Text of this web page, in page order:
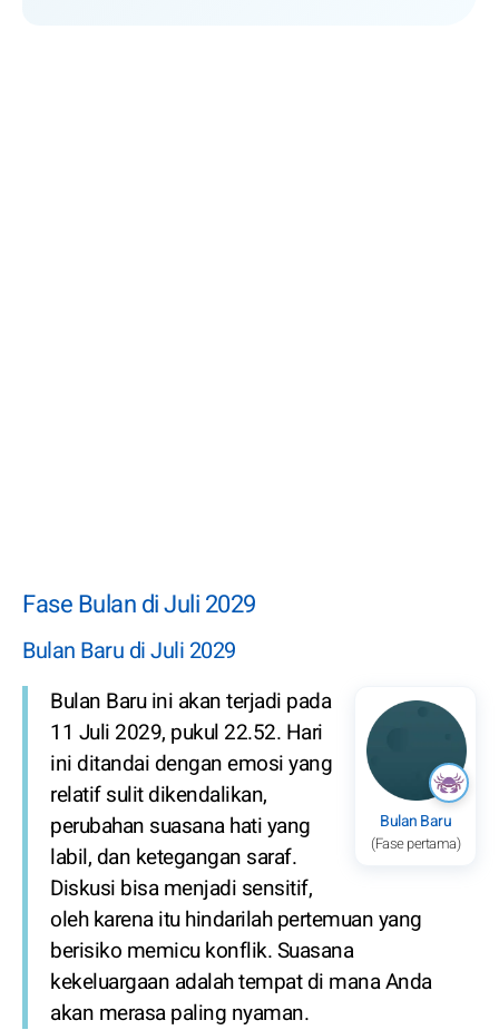
Fase Bulan di Juli 2029
Bulan Baru di Juli 2029
Bulan Baru
(Fase pertama)
Bulan Baru ini akan terjadi pada
11 Juli 2029, pukul 22.52. Hari
ini ditandai dengan emosi yang
relatif sulit dikendalikan,
perubahan suasana hati yang
labil, dan ketegangan saraf.
Diskusi bisa menjadi sensitif,
oleh karena itu hindarilah pertemuan yang
berisiko memicu konflik. Suasana
kekeluargaan adalah tempat di mana Anda
akan merasa paling nyaman.